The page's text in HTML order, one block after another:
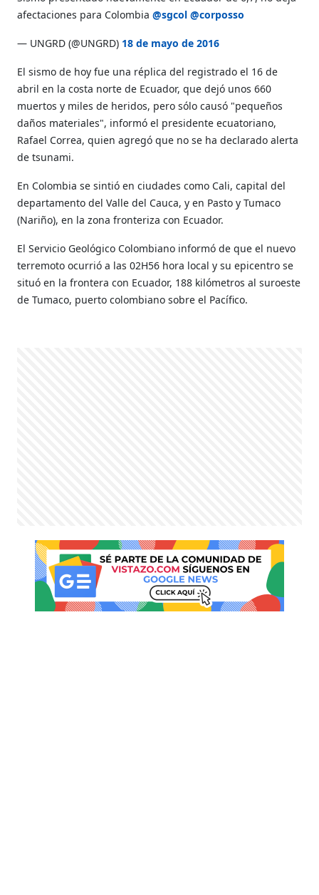
afectaciones para Colombia@sgcol @corposso
— UNGRD (@UNGRD) 18 de mayo de 2016
El sismo de hoy fue una réplica del registrado el 16 de
abril en la costa norte de Ecuador, que dejó unos 660
muertos y miles de heridos, pero sólo causó "pequeños
daños materiales", informó el presidente ecuatoriano,
Rafael Correa, quien agregó que no se ha declarado alerta
de tsunami.
En Colombia se sintió en ciudades como Cali, capital del
departamento del Valle del Cauca, y en Pasto y Tumaco
(Nariño), en la zona fronteriza con Ecuador.
El Servicio Geológico Colombiano informó de que el nuevo
terremoto ocurrió a las 02H56 hora local y su epicentro se
situó en la frontera con Ecuador, 188 kilómetros al suroeste
de Tumaco, puerto colombiano sobre el Pacífico.